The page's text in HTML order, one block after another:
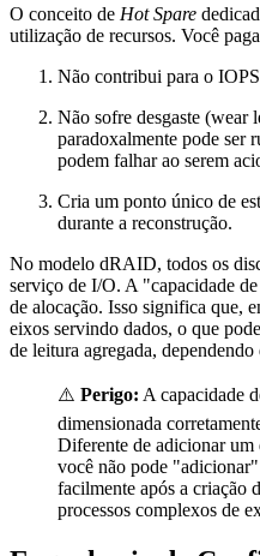
O conceito de Hot Spare
utilização de recursos. Você
Não contribui para o
Não sofre desgaste (wear
paradoxalmente pode ser
podem falhar ao serem
Cria um ponto único de
durante a reconstrução.
No modelo dRAID, todos os
serviço de I/O. A "capacidade
de alocação. Isso significa que,
eixos servindo dados, o que
de leitura agregada,
⚠️ Perigo: A capacidade
dimensionada
Diferente de adicionar
você não pode
facilmente após a criação
processos complexos de